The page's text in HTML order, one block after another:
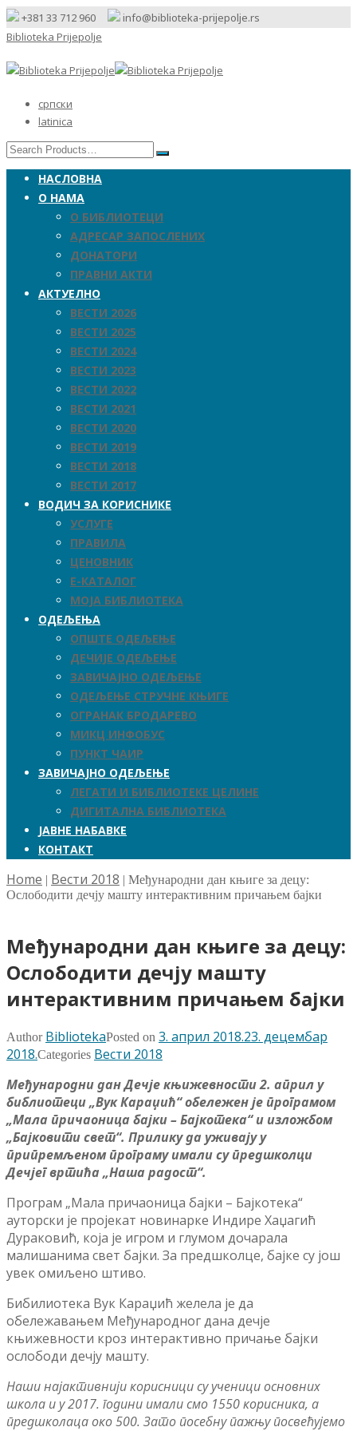
+381 33 712 960
info@biblioteka-prijepolje.rs
Biblioteka Prijepolje
српски
latinica
НАСЛОВНА
О НАМА
О БИБЛИОТЕЦИ
АДРЕСАР ЗАПОСЛЕНИХ
ДОНАТОРИ
ПРАВНИ АКТИ
АКТУЕЛНО
ВЕСТИ 2026
ВЕСТИ 2025
ВЕСТИ 2024
ВЕСТИ 2023
ВЕСТИ 2022
ВЕСТИ 2021
ВЕСТИ 2020
ВЕСТИ 2019
ВЕСТИ 2018
ВЕСТИ 2017
ВОДИЧ ЗА КОРИСНИКЕ
УСЛУГЕ
ПРАВИЛА
ЦЕНОВНИК
Е-КАТАЛОГ
МОЈА БИБЛИОТЕКА
ОДЕЉЕЊА
ОПШТЕ ОДЕЉЕЊЕ
ДЕЧИЈЕ ОДЕЉЕЊЕ
ЗАВИЧАЈНО ОДЕЉЕЊЕ
ОДЕЉЕЊЕ СТРУЧНЕ КЊИГЕ
ОГРАНАК БРОДАРЕВО
МИКЦ ИНФОБУС
ПУНКТ ЧАИР
ЗАВИЧАЈНО ОДЕЉЕЊЕ
ЛЕГАТИ И БИБЛИОТЕКЕ ЦЕЛИНЕ
ДИГИТАЛНА БИБЛИОТЕКА
ЈАВНЕ НАБАВКЕ
КОНТАКТ
Home | Вести 2018 | Међународни дан књиге за децу:
Ослободити дечју машту интерактивним причањем бајки
Међународни дан књиге за децу:
Ослободити дечју машту
интерактивним причањем бајки
Author BibliotekaPosted on 3. април 2018.23. децембар
2018.Categories Вести 2018
Међународни дан Дечје књижевности 2. април у
библиотеци „Вук Караџић“ обележен је програмом
„Мала причаоница бајки – Бајкотека“ и изложбом
„Бајковити свет“. Прилику да уживају у
припремљеном програму имали су предшколци
Дечјег вртића „Наша радост“.
Програм „Мала причаоница бајки – Бајкотека“
ауторски је пројекат новинарке Индире Хаџагић
Дураковић, која је игром и глумом дочарала
малишанима свет бајки. За предшколце, бајке су још
увек омиљено штиво.
Бибилиотека Вук Караџић желела је да
обележавањем Међународног дана дечје
књижевности кроз интерактивно причање бајки
ослободи дечју машту.
Наши најактивнији корисници су ученици основних
школа и у 2017. години имали смо 1550 корисника, а
предшколаца око 500. Зато посебну пажњу посвећујемо